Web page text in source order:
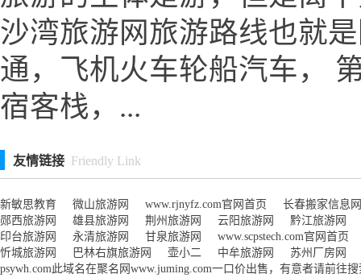
沙湾旅游网旅游路线也就
通，飞机火车轮船汽车，
宿客栈，...
友情链接 Friendly Link
新敏思教育 微山旅游网 www.rjnyfz.com官网首页
长春搬家信息网
郧西旅游网
雄县旅游网 荆州旅游网 云阳旅游网
黔江旅游网
印台旅游网
永清旅游网 甘泉旅游网
www.scpstech.com官网首页
忻城旅游网
巴林右旗旅游网 壶小二 中牟旅游网
苏州厂房网
psywh.com此域名在聚名网www.juming.com一口价出售，有意者请前往